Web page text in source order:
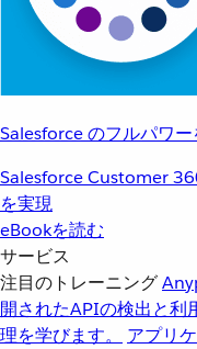
Salesforce のフルパワ
Salesforce Customer
を実現
eBookを読む
サービス
注目のトレーニング
開されたAPIの検出と利
理を学びます。
アプリ